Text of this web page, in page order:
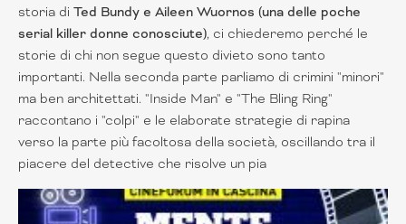
storia di Ted Bundy e Aileen Wuornos (una delle poche
serial killer donne conosciute), ci chiederemo perché le
storie di chi non segue questo divieto sono tanto
importanti. Nella seconda parte parliamo di crimini "minori"
ma ben architettati. "Inside Man" e "The Bling Ring"
raccontano i "colpi" e le elaborate strategie di rapina
verso la parte più facoltosa della società, oscillando tra il
piacere del detective che risolve un pia